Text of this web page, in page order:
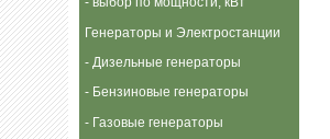
Генераторы и Электростанции
- Дизельные генераторы
- Бензиновые генераторы
- Газовые генераторы